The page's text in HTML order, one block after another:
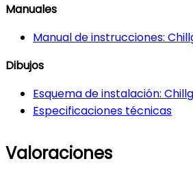
Manuales
Manual de instrucciones:
Dibujos
Esquema de instalación:
Especificaciones técnicas
Valoraciones